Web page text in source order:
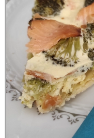
Warum Bitterstoffe?
Rezepte & Tipps
Häufige Fragen
Wiederverkäufer werden
Shop